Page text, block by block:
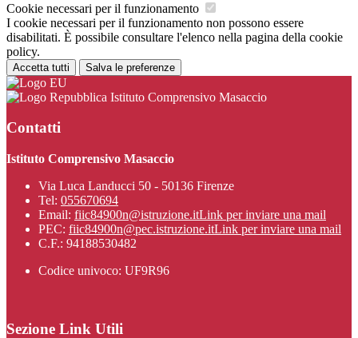
Cookie necessari per il funzionamento
I cookie necessari per il funzionamento non possono essere
disabilitati. È possibile consultare l'elenco nella pagina della cookie
policy.
Accetta tutti Salva le preferenze
Istituto Comprensivo Masaccio
Contatti
Istituto Comprensivo Masaccio
Via Luca Landucci 50 - 50136 Firenze
Tel: 055670694
Email: fiic84900n@istruzione.itLink per inviare una mail
PEC: fiic84900n@pec.istruzione.itLink per inviare una mail
C.F.: 94188530482
Codice univoco: UF9R96
Sezione Link Utili